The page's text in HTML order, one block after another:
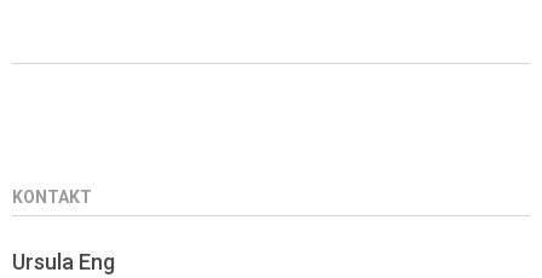
KONTAKT
Ursula Eng